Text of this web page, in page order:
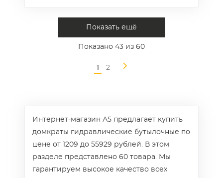
Показать ещё
Показано 43 из 60
2
Интернет-магазин А5 предлагает купить
домкраты гидравлические бутылочные по
цене от 1209 до 55929 рублей. В этом
разделе представлено 60 товара. Мы
гарантируем высокое качество всех